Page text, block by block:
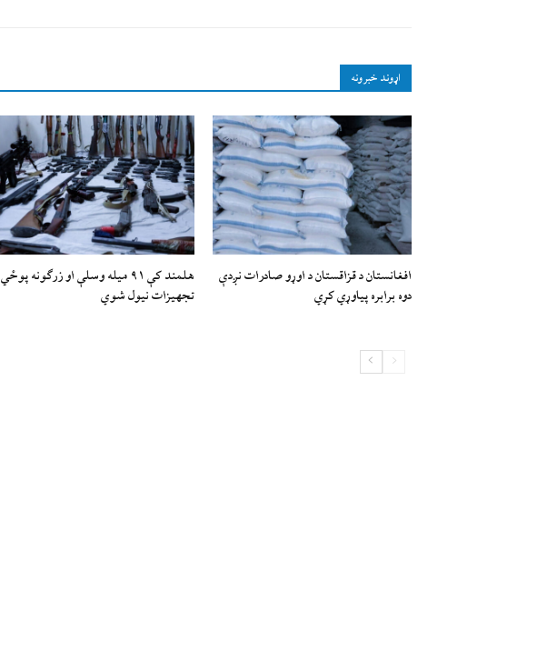
اړوند خبرونه
افغانستان د قزاقستان د اوړو صادرات نږدې
دوه برابره پیاوړي کړي
هلمند کې ۹۱ میله وسلې او زرګونه پوځي
تجهیزات نیول شوي